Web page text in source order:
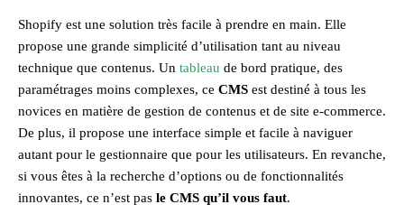
Shopify est une solution très facile à prendre en main. Elle
propose une grande simplicité d’utilisation tant au niveau
technique que contenus. Un tableau de bord pratique, des
paramétrages moins complexes, ce CMS est destiné à tous les
novices en matière de gestion de contenus et de site e-commerce.
De plus, il propose une interface simple et facile à naviguer
autant pour le gestionnaire que pour les utilisateurs. En revanche,
si vous êtes à la recherche d’options ou de fonctionnalités
innovantes, ce n’est pas le CMS qu’il vous faut.